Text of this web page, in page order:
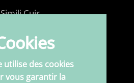
Simili Cuir
à la dimension
& Maintenance
utilise des cookies
vous garantir la